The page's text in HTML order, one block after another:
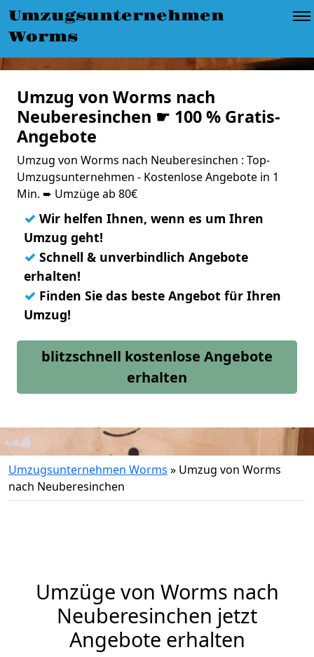
Umzugsunternehmen
Worms
Umzug von Worms nach
Neuberesinchen ☛ 100 % Gratis-
Angebote
Umzug von Worms nach Neuberesinchen : Top-
Umzugsunternehmen - Kostenlose Angebote in 1
Min. ➨ Umzüge ab 80€
✓ Wir helfen Ihnen, wenn es um Ihren
Umzug geht!
✓ Schnell & unverbindlich Angebote
erhalten!
✓ Finden Sie das beste Angebot für Ihren
Umzug!
blitzschnell kostenlose Angebote
erhalten
Umzugsunternehmen Worms » Umzug von Worms
nach Neuberesinchen
Umzüge von Worms nach
Neuberesinchen jetzt
Angebote erhalten